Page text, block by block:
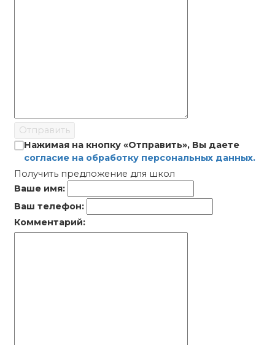
Отправить
Нажимая на кнопку «Отправить», Вы даете
согласие на обработку персональных данных.
Получить предложение для школ
Ваше имя:
Ваш телефон:
Комментарий: